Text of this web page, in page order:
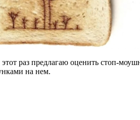
раз предлагаю оценить стоп-
на нем.